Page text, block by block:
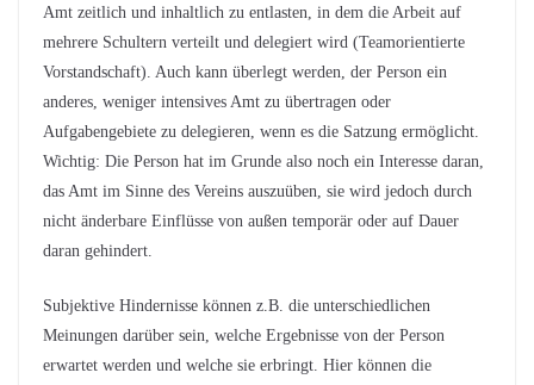
Amt zeitlich und inhaltlich zu entlasten, in dem die Arbeit auf
mehrere Schultern verteilt und delegiert wird (Teamorientierte
Vorstandschaft). Auch kann überlegt werden, der Person ein
anderes, weniger intensives Amt zu übertragen oder
Aufgabengebiete zu delegieren, wenn es die Satzung ermöglicht.
Wichtig: Die Person hat im Grunde also noch ein Interesse daran,
das Amt im Sinne des Vereins auszuüben, sie wird jedoch durch
nicht änderbare Einflüsse von außen temporär oder auf Dauer
daran gehindert.
Subjektive Hindernisse können z.B. die unterschiedlichen
Meinungen darüber sein, welche Ergebnisse von der Person
erwartet werden und welche sie erbringt. Hier können die